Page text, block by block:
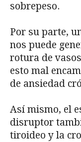
sobrepeso.
Por su parte,
nos puede
rotura de
esto mal
de ansiedad
Así mismo, el
disruptor
tiroideo y la